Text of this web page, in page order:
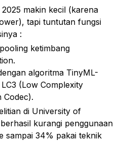
makin kecil (karena
tapi tuntutan fungsi
:
ketimbang
algoritma TinyML-
(Low Complexity
Codec).
di University of
kurangi penggunaan
sampai 34% pakai teknik